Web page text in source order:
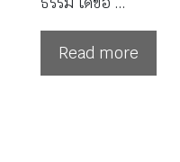
Read more